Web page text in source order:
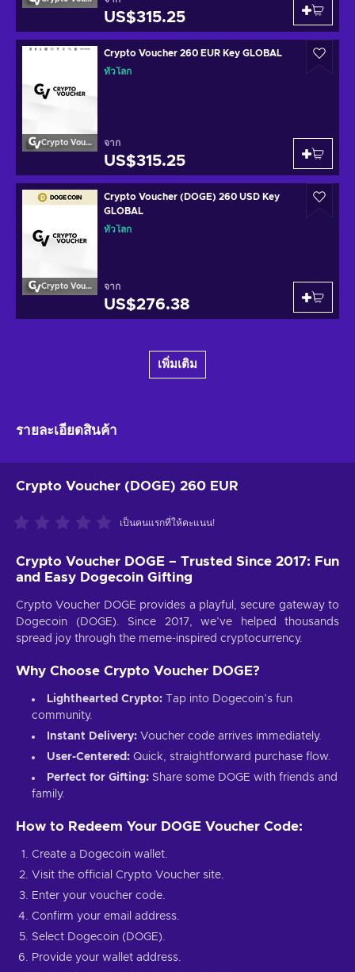
US$315.25
Crypto Voucher
Crypto Voucher 260 EUR Key GLOBAL
ทั่วโลก
จาก
US$315.25
Crypto Voucher
Crypto Voucher (DOGE) 260 USD Key
GLOBAL
ทั่วโลก
จาก
US$276.38
เพิ่มเติม
รายละเอียดสินค้า
Crypto Voucher (DOGE) 260 EUR
เป็นคนแรกที่ให้คะแนน!
Crypto Voucher DOGE – Trusted Since 2017: Fun
and Easy Dogecoin Gifting
Crypto Voucher DOGE provides a playful, secure gateway to
Dogecoin (DOGE). Since 2017, we’ve helped thousands
spread joy through the meme-inspired cryptocurrency.
Why Choose Crypto Voucher DOGE?
Lighthearted Crypto: Tap into Dogecoin’s fun
community.
Instant Delivery: Voucher code arrives immediately.
User-Centered: Quick, straightforward purchase flow.
Perfect for Gifting: Share some DOGE with friends and
family.
How to Redeem Your DOGE Voucher Code:
Create a Dogecoin wallet.
Visit the official Crypto Voucher site.
Enter your voucher code.
Confirm your email address.
Select Dogecoin (DOGE).
Provide your wallet address.